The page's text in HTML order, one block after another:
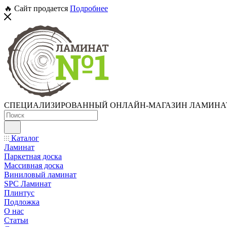
🔥 Сайт продается Подробнее
СПЕЦИАЛИЗИРОВАННЫЙ ОНЛАЙН-МАГАЗИН
Каталог
Ламинат
Паркетная доска
Массивная доска
Виниловый ламинат
SPC Ламинат
Плинтус
Подложка
О нас
Статьи